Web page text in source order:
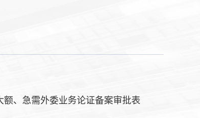
、急需外委业务论证备案审批表